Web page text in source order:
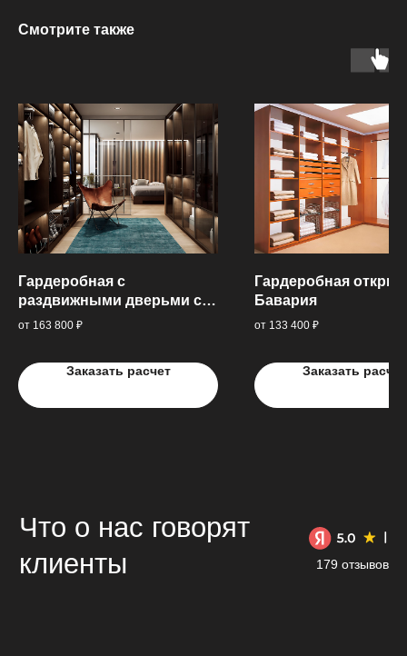
Смотрите также
Гардеробная с
раздвижными дверьми с
ЛДСП и компактных
от 163 800 ₽
Заказать расчет
Гардеробная
Бавария​
от 133 400 ₽
Заказать расчет
179 отзывов
Что о нас говорят
клиенты